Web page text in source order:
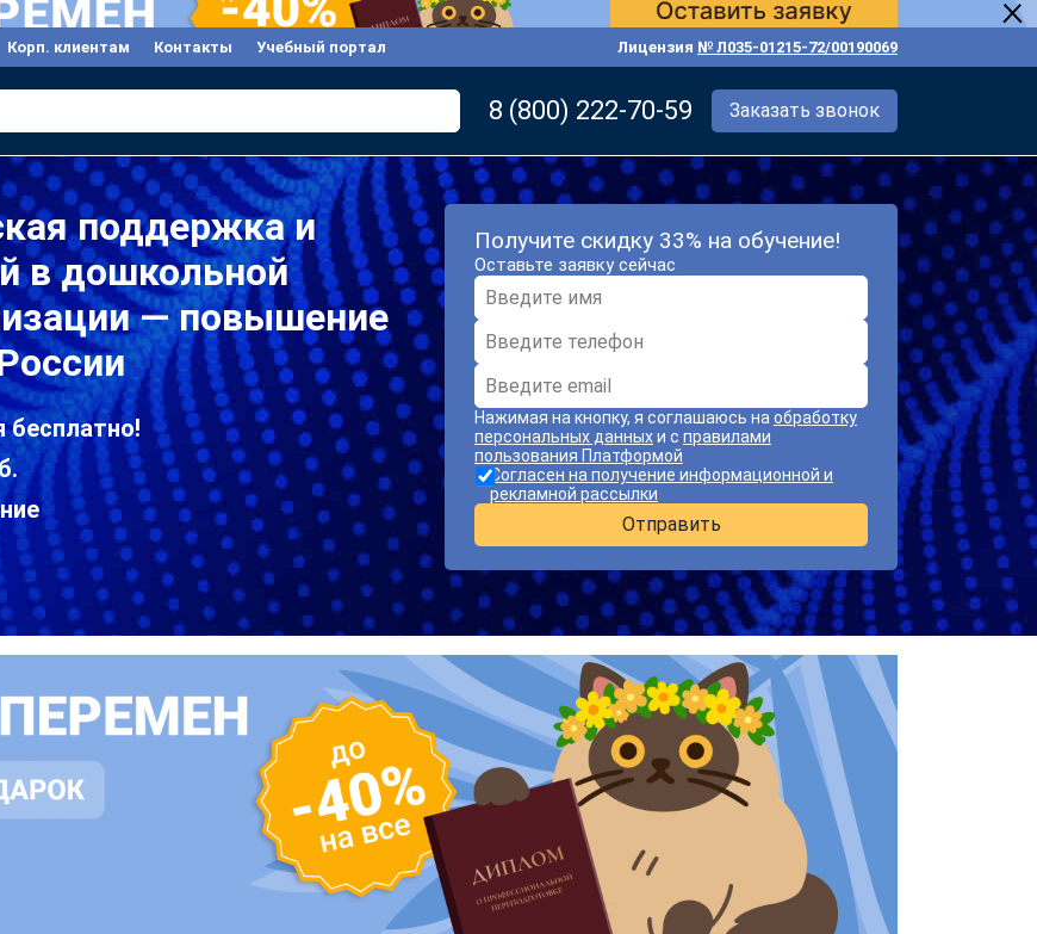
Корп. клиентам Контакты Учебный портал Лицензия № Л035-01215-72/00190069
8 (800) 222-70-59 Заказать звонок
поддержка и
в дошкольной
— повышение
бесплатно!
Получите скидку 33% на обучение!
Оставьте заявку сейчас
Нажимая на кнопку, я соглашаюсь на обработку
персональных данныхи с правилами
пользования Платформой
Согласен на получение информационной и
рекламной рассылки
Отправить